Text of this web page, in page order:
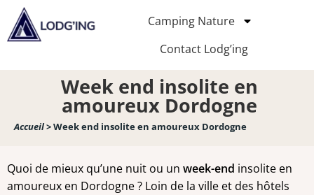
Camping Nature
Contact Lodg’ing
Week end insolite en
amoureux Dordogne
Accueil>Week end insolite en amoureux Dordogne
Quoi de mieux qu’une nuit ou un week-end insolite en
amoureux en Dordogne ? Loin de la ville et des hôtels